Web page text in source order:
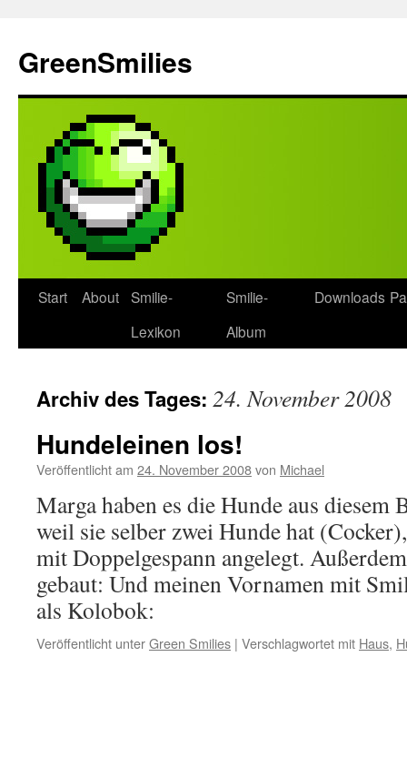
springen
GreenSmilies
Start About Smilie-
Lexikon
Smilie-
Album
Downloads
Archiv des Tages: 24. November 2008
Hundeleinen los!
Veröffentlicht am 24. November 2008von Michael
Marga haben es die Hunde aus diesem
weil sie selber zwei Hunde hat
mit Doppelgespann angelegt.
gebaut: Und meinen Vornamen mit
als Kolobok:
Veröffentlicht unterGreen Smilies | Verschlagwortet mit Haus,